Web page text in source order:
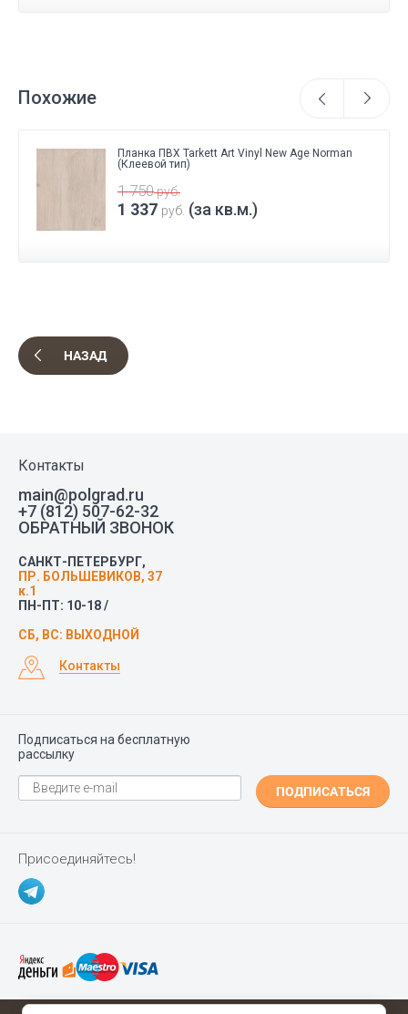
Похожие
Планка ПВХ Tarkett Art Vinyl New Age Norman
(Клеевой тип)
1 750руб.
1 337 руб. (за кв.м.)
НАЗАД
Контакты
main@polgrad.ru
+7 (812) 507-62-32
ОБРАТНЫЙ ЗВОНОК
САНКТ-ПЕТЕРБУРГ,
ПР. БОЛЬШЕВИКОВ, 37
к.1
ПН-ПТ: 10-18 /
СБ, ВС: ВЫХОДНОЙ
Контакты
Подписаться на бесплатную
рассылку
ПОДПИСАТЬСЯ
Присоединяйтесь!